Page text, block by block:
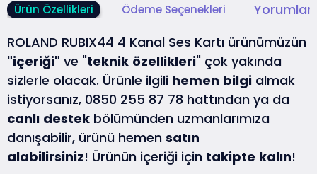
Ürün Özellikleri Ödeme Seçenekleri
ROLAND RUBIX44 4 Kanal Ses Kartı ürünümüzün
"içeriği" ve "teknik özellikleri" çok yakında
sizlerle olacak. Ürünle ilgili hemen bilgi almak
istiyorsanız, 0850 255 87 78 hattından ya da
canlı destek bölümünden uzmanlarımıza
danışabilir, ürünü hemen satın
alabilirsiniz! Ürünün içeriği için takipte kalın!